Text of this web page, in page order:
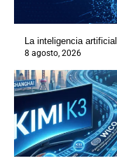
La inteligencia
8 agosto, 2026